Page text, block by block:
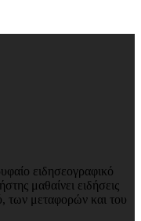
ειδησεογραφικό
μαθαίνει ειδήσεις
των μεταφορών και του